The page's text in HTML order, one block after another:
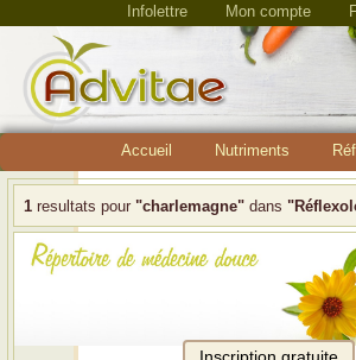
Infolettre Mon compte
Accueil Nutriments
1 resultats pour "charlemagne" dans